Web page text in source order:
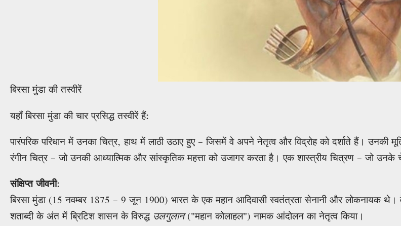
बिरसा मुंडा की तस्वीरें
यहाँ बिरसा मुंडा की चार प्रसिद्ध तस्वीरें हैं:
पारंपरिक परिधान में उनका चित्र, हाथ में लाठी उठाए हुए – जिसमें वे अपने नेतृत्व और विद्रोह को दर्शाते हैं। उनकी
रंगीन चित्र – जो उनकी आध्यात्मिक और सांस्कृतिक महत्ता को उजागर करता है। एक शास्त्रीय चित्रण – जो उनके
संक्षिप्त जीवनी:
बिरसा मुंडा (15 नवम्बर 1875 – 9 जून 1900) भारत के एक महान आदिवासी स्वतंत्रता सेनानी और लोकनायक
शताब्दी के अंत में ब्रिटिश शासन के विरुद्ध उलगुलान("महान कोलाहल") नामक आंदोलन का नेतृत्व किया।